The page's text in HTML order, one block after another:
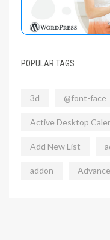
POPULAR TAGS
3d @font-face
Active Desktop
Add New List
addon